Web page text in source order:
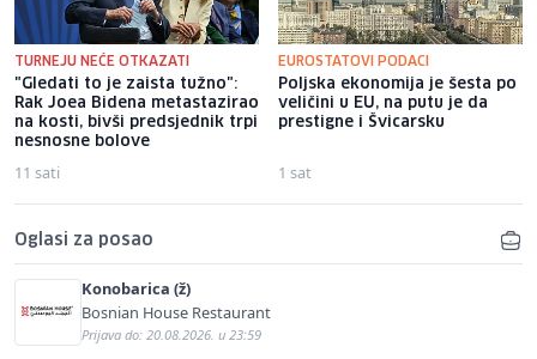
TURNEJU NEĆE OTKAZATI
"Gledati to je zaista tužno":
Rak Joea Bidena metastazirao
na kosti, bivši predsjednik trpi
nesnosne bolove
11 sati
EUROSTATOVI PODACI
Poljska ekonomija je šesta po
veličini u EU, na putu je da
prestigne i Švicarsku
1 sat
Oglasi za posao
Konobarica (ž)
Bosnian House Restaurant
Prijava do: 20.08.2026. u 23:59